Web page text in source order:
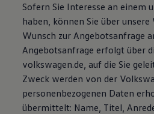
Sofern Sie Interesse an einem
haben, können Sie über
Wunsch zur Angebotsanfrage
Angebotsanfrage erfolgt über
volkswagen.de, auf die Sie
Zweck werden von der
personenbezogenen Daten
übermittelt: Name, Titel,